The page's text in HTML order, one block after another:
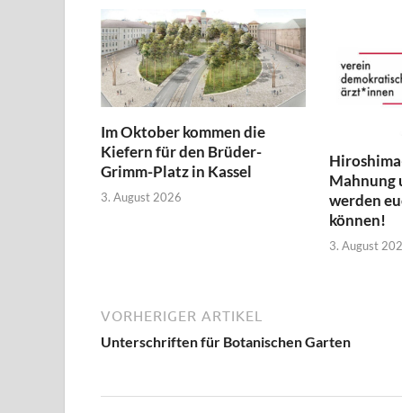
Im Oktober kommen die
Kiefern für den Brüder-
Grimm-Platz in Kassel
3. August 2026
Mahnung
werden
können!
3. August
VORHERIGER ARTIKEL
Unterschriften für Botanischen Garten